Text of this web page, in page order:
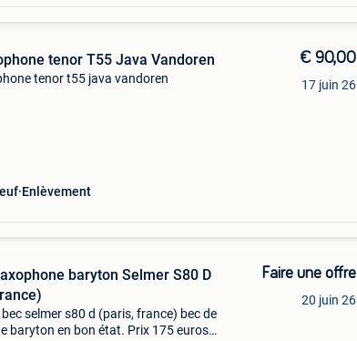
tenor T55 Java Vandoren
tenor t55 java vandoren
Enlèvement
€ 90,00
17 juin 26
baryton Selmer S80 D
bec selmer s80 d (paris, france) bec de
baryton en bon état. Prix 175 euros
Faire une offre
20 juin 26